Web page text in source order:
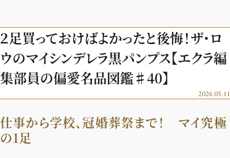
8月の毎日コーデ
50代なに着てる？
ファッション特集
ヘアスタイル・ヘアケア
エイジングケア
メイク
50代ベストコスメ
ヘルスケア
ヘルスケアTOPICS
更年期
ストレッチ・エクササイズ
ダイエット
50代健康のお悩み
ライフスタイル
車・家電
住まい
旅行＆グルメ
エクラ 華組
エクラ 華組ランキング
チームJマダムメンバー一覧
編集長コラム
２足買っておけばよかったと後悔！ザ・ロ
ウのマイシンデレラ黒パンプス【エクラ編
集部員の偏愛名品図鑑♯40】
2026.05.11
仕事から学校、冠婚葬祭まで！ マイ究極
の1足